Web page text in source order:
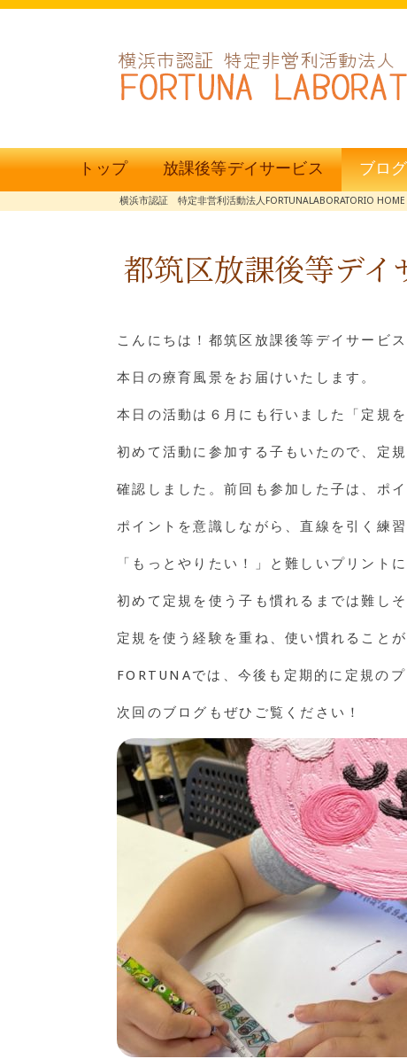
トップ 放課後等デイサービス ブログ
横浜市認証 特定非営利活動法人FORTUNALABORATORIO HOME
都筑区放課後等デイ
こんにちは！都筑区放課後等デイサービ
本日の療育風景をお届けいたします。
本日の活動は６月にも行いました「定規
初めて活動に参加する子もいたので、定
確認しました。前回も参加した子は、ポ
ポイントを意識しながら、直線を引く練
「もっとやりたい！」と難しいプリント
初めて定規を使う子も慣れるまでは難し
定規を使う経験を重ね、使い慣れること
FORTUNAでは、今後も定期的に定規の
次回のブログもぜひご覧ください！